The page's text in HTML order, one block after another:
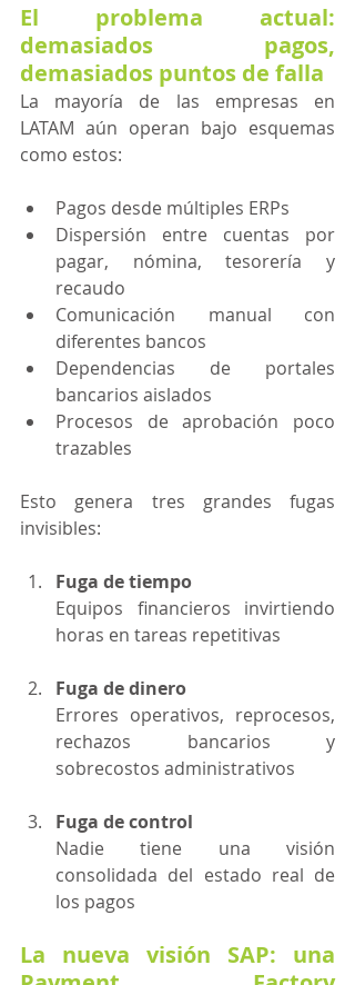
El problema actual:
demasiados pagos,
demasiados puntos de falla
La mayoría de las empresas en
LATAM aún operan bajo esquemas
como estos:
Pagos desde múltiples ERPs
Dispersión entre cuentas por
pagar, nómina, tesorería y
recaudo
Comunicación manual con
diferentes bancos
Dependencias de portales
bancarios aislados
Procesos de aprobación poco
trazables
Esto genera tres grandes fugas
invisibles:
Fuga de tiempo
Equipos financieros invirtiendo
horas en tareas repetitivas
Fuga de dinero
Errores operativos, reprocesos,
rechazos bancarios y
sobrecostos administrativos
Fuga de control
Nadie tiene una visión
consolidada del estado real de
los pagos
La nueva visión SAP: una